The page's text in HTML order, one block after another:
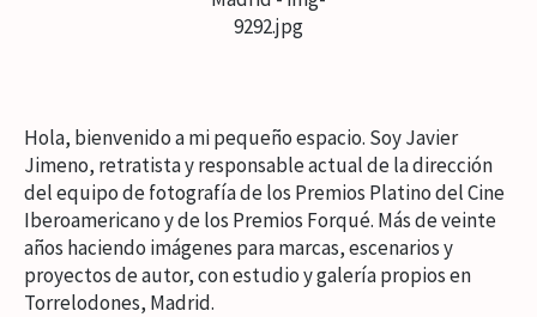
Hola, bienvenido a mi pequeño espacio. Soy Javier
Jimeno, retratista y responsable actual de la dirección
del equipo de fotografía de los Premios Platino del Cine
Iberoamericano y de los Premios Forqué. Más de veinte
años haciendo imágenes para marcas, escenarios y
proyectos de autor, con estudio y galería propios en
Torrelodones, Madrid.